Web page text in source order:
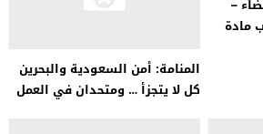
–
مادة
المنامة: أمن السعودية والبحرين
كل لا يتجزأ … ومتحدان في العمل